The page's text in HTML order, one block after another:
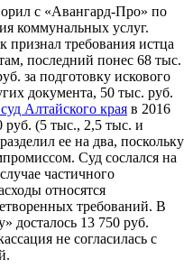
с «Авангард-Про» по
коммунальных услуг.
признал требования истца
последний понес 68 тыс.
за подготовку искового
документа, 50 тыс. руб.
Алтайского края в 2016
руб. (5 тыс., 2,5 тыс. и
ее на два, поскольку
Суд сослался на
частичного
относятся
требований. В
досталось 13 750 руб.
не согласилась с